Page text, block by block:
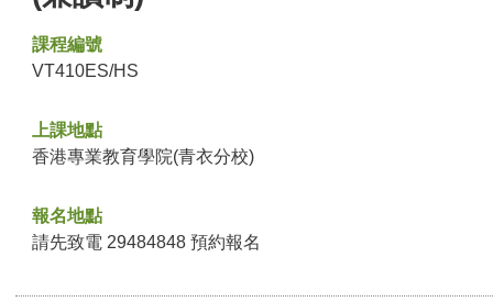
課程編號
VT410ES/HS
上課地點
香港專業教育學院(青衣分校)
報名地點
請先致電 29484848 預約報名